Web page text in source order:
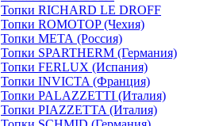
Топки RICHARD LE DROFF
Топки ROMOTOP (Чехия)
Топки МЕТА (Россия)
Топки SPARTHERM (Германия)
Топки FERLUX (Испания)
Топки INVICTA (Франция)
Топки PALAZZETTI (Италия)
Топки PIAZZETTA (Италия)